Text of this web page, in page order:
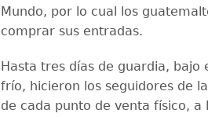
Mundo, por lo cual los
comprar sus entradas.
Hasta tres días de guardia, bajo
frío, hicieron los seguidores de
de cada punto de venta físico, a